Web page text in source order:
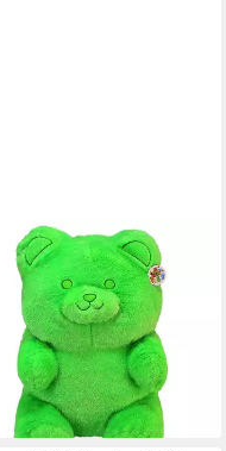
Glitzerbärchen
XXL - ca. 60 cm
€
- in 2-3 Werktagen bei dir